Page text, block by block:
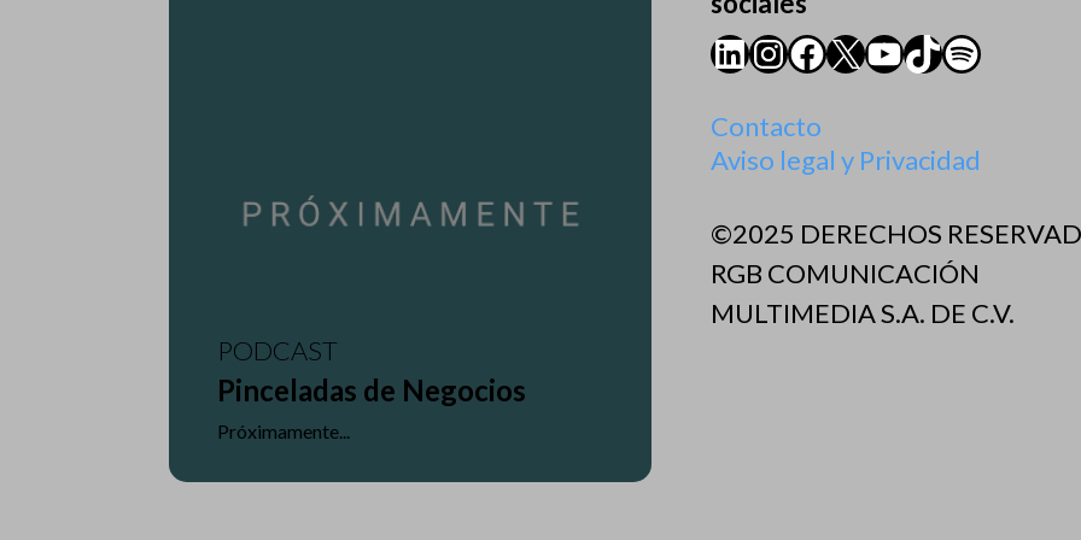
PODCAST
Pinceladas de Negocios
Próximamente...
LinkedIn
Instagram
Facebook
X YouTube
TikTok
Spotify
Contacto
Aviso legal y Privacidad
©2025 DERECHOS
RGB COMUNICACIÓN
MULTIMEDIA S.A. DE C.V.